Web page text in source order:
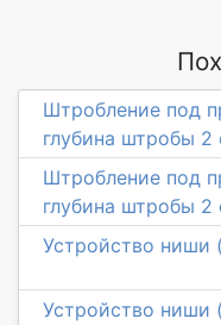
Штробление под
глубина штробы 2
Штробление под
глубина штробы 2
Устройство ниши
Устройство ниши